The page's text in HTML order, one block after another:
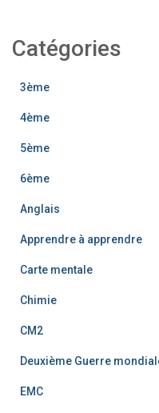
Catégories
3ème
4ème
5ème
6ème
Anglais
Apprendre à apprendre
Carte mentale
Chimie
CM2
Deuxième Guerre
EMC